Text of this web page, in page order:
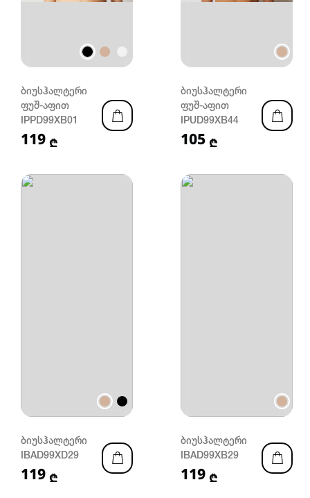
ბიუსჰალტერი
ფუშ-აფით
IPPD99XB01
119 ₾
ბიუსჰალტერი
ფუშ-აფით
IPUD99XB44
105 ₾
ბიუსჰალტერი
IBAD99XD29
119 ₾
ბიუსჰალტერი
IBAD99XB29
119 ₾